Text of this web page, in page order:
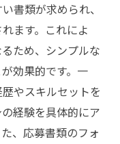
書類が求められ、
ます。これによ
ため、シンプルな
効果的です。一
やスキルセットを
経験を具体的にア
、応募書類のフォ